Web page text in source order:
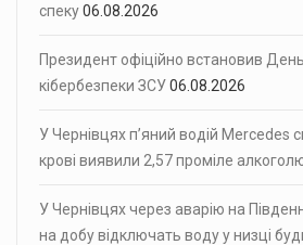
спеку06.08.2026
Президент офіційно встановив День
кібербезпеки ЗСУ06.08.2026
У Чернівцях п’яний водій Mercedes
крові виявили 2,57 проміле
У Чернівцях через аварію на
на добу відключать воду у низці